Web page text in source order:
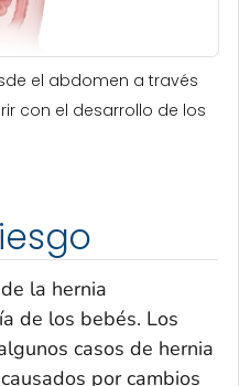
el abdomen a través
con el desarrollo de los
la hernia
de los bebés. Los
casos de hernia
por cambios